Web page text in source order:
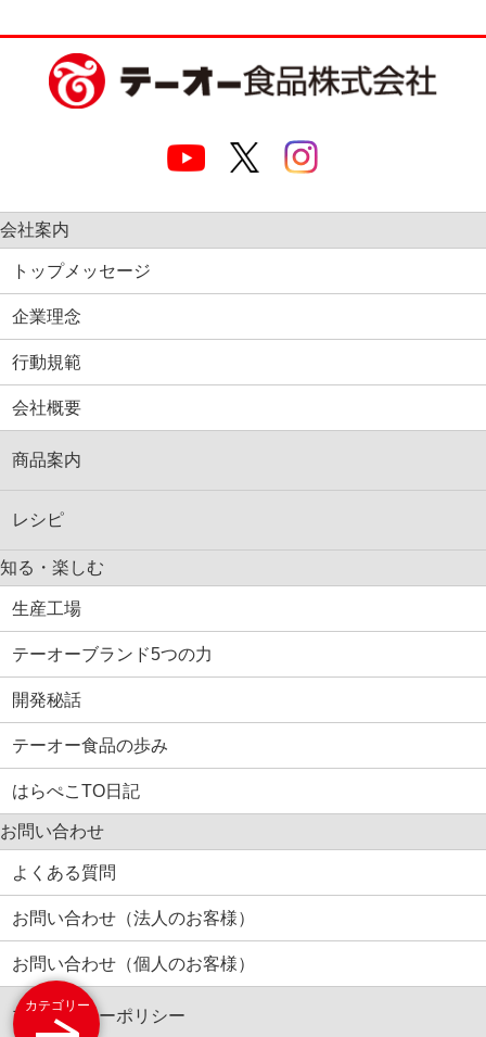
カテゴリー
会社案内
トップメッセージ
企業理念
行動規範
会社概要
商品案内
レシピ
知る・楽しむ
生産工場
テーオーブランド5つの力
開発秘話
テーオー食品の歩み
はらぺこTO日記
お問い合わせ
よくある質問
お問い合わせ（法人のお客様）
お問い合わせ（個人のお客様）
プライバシーポリシー